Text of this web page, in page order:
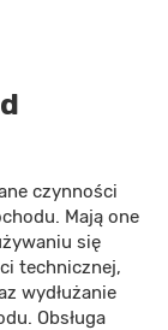
czynności
Mają one
się
technicznej,
wydłużanie
Obsługa